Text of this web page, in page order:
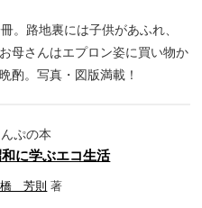
。路地裏には子供があふれ、
母さんはエプロン姿に買い物か
酌。写真・図版満載！
ぷの本
和に学ぶエコ生活
芳則 著